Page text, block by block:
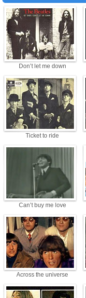
Don’t let me down
Ticket to ride
Can’t buy me love
Across the universe